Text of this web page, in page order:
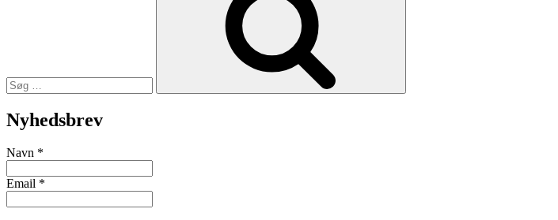
Nyhedsbrev
Navn *
Email *